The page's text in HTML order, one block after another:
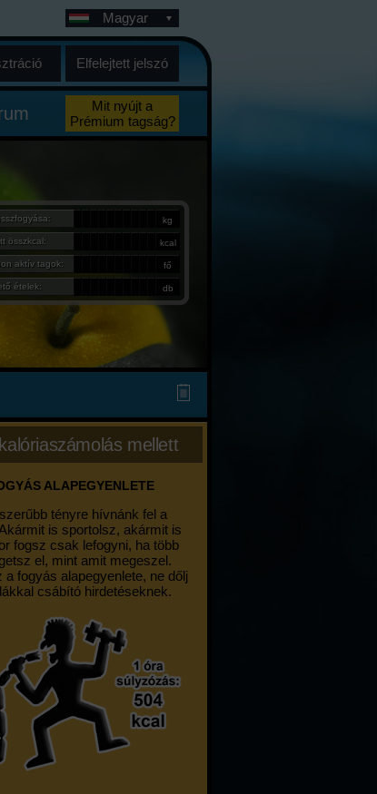
Magyar
Elfelejtett jelszó
Mit nyújt a
Prémium tagság?
kg
összkcal: kcal
aktív tagok: fő
ételek: db
mellett
ALAPEGYENLETE
tényre hívnánk fel a
is sportolsz, akármit is
fogsz csak lefogyni, ha több
el, mint amit megeszel.
a fogyás alapegyenlete, ne dőlj
csábító hirdetéseknek.